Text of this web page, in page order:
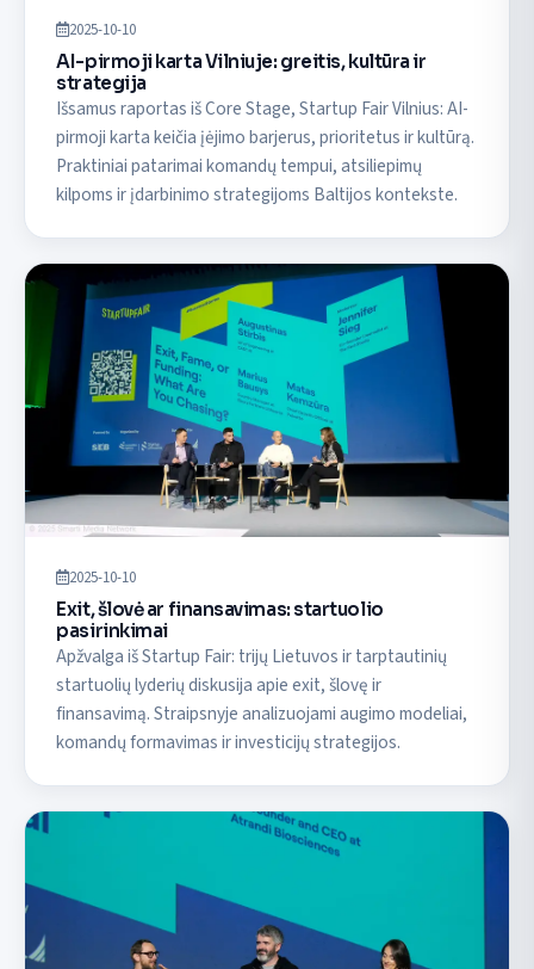
2025-10-10
AI-pirmoji karta Vilniuje: greitis, kultūra ir
strategija
Išsamus raportas iš Core Stage, Startup Fair Vilnius: AI-
pirmoji karta keičia įėjimo barjerus, prioritetus ir kultūrą.
Praktiniai patarimai komandų tempui, atsiliepimų
kilpoms ir įdarbinimo strategijoms Baltijos kontekste.
2025-10-10
Exit, šlovė ar finansavimas: startuolio
pasirinkimai
Apžvalga iš Startup Fair: trijų Lietuvos ir tarptautinių
startuolių lyderių diskusija apie exit, šlovę ir
finansavimą. Straipsnyje analizuojami augimo modeliai,
komandų formavimas ir investicijų strategijos.